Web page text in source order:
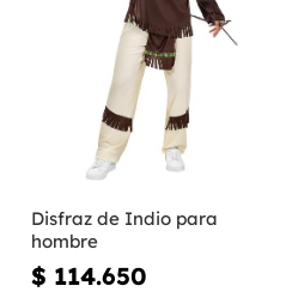
Disfraz de Indio para
hombre
$ 114.650